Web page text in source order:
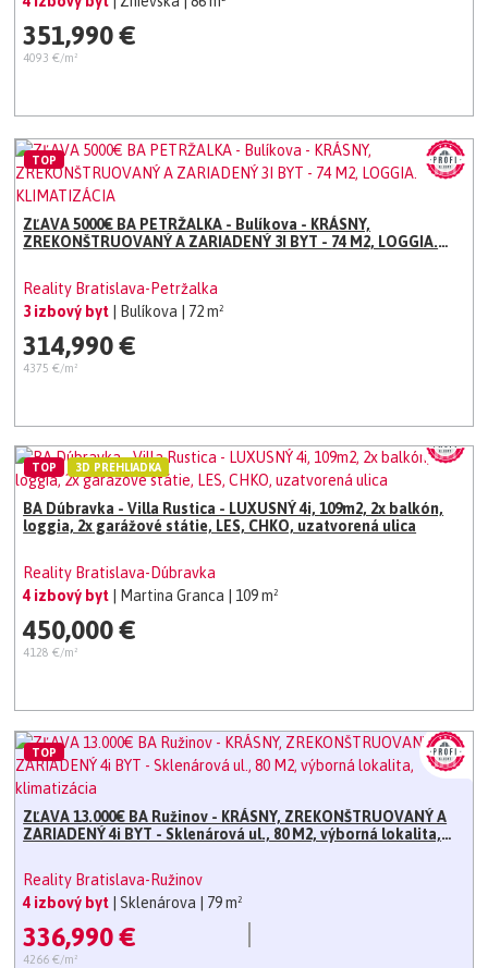
351,990 €
4093 €/m²
ZĽAVA 5000€ BA PETRŽALKA - Bulíkova - KRÁSNY,
ZREKONŠTRUOVANÝ A ZARIADENÝ 3I BYT - 74 M2, LOGGIA.
Reality Bratislava-Petržalka
3 izbový byt | Bulíkova | 72 m²
314,990 €
4375 €/m²
TOP
BA Dúbravka - Villa Rustica - LUXUSNÝ 4i, 109m2, 2x balkón,
loggia, 2x garážové státie, LES, CHKO, uzatvorená ulica
Reality Bratislava-Dúbravka
4 izbový byt
| Martina Granca | 109 m²
450,000 €
4128 €/m²
TOP 3D PREHLIADKA
ZĽAVA 13.000€ BA Ružinov - KRÁSNY, ZREKONŠTRUOVANÝ A
ZARIADENÝ 4i BYT - Sklenárová ul., 80 M2, výborná lokalita,
Reality Bratislava-Ružinov
4 izbový byt
| Sklenárova | 79 m²
336,990 €
4266 €/m²
TOP